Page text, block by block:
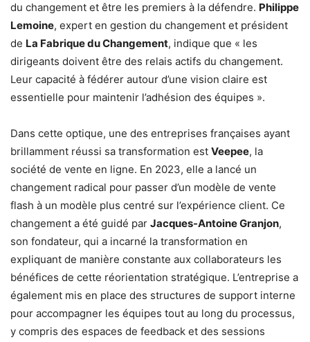
du changement et être les premiers à la défendre. Philippe
Lemoine, expert en gestion du changement et président
de La Fabrique du Changement, indique que « les
dirigeants doivent être des relais actifs du changement.
Leur capacité à fédérer autour d’une vision claire est
essentielle pour maintenir l’adhésion des équipes ».
Dans cette optique, une des entreprises françaises ayant
brillamment réussi sa transformation est Veepee, la
société de vente en ligne. En 2023, elle a lancé un
changement radical pour passer d’un modèle de vente
flash à un modèle plus centré sur l’expérience client. Ce
changement a été guidé par Jacques-Antoine Granjon,
son fondateur, qui a incarné la transformation en
expliquant de manière constante aux collaborateurs les
bénéfices de cette réorientation stratégique. L’entreprise a
également mis en place des structures de support interne
pour accompagner les équipes tout au long du processus,
y compris des espaces de feedback et des sessions